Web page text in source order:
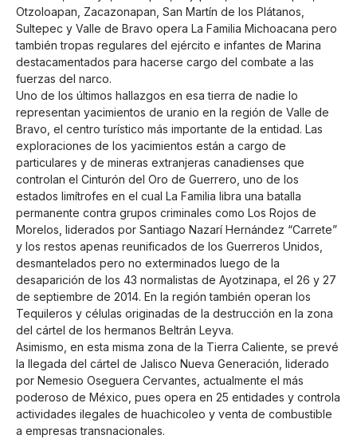
Otzoloapan, Zacazonapan, San Martín de los Plátanos,
Sultepec y Valle de Bravo opera La Familia Michoacana pero
también tropas regulares del ejército e infantes de Marina
destacamentados para hacerse cargo del combate a las
fuerzas del narco.
Uno de los últimos hallazgos en esa tierra de nadie lo
representan yacimientos de uranio en la región de Valle de
Bravo, el centro turístico más importante de la entidad. Las
exploraciones de los yacimientos están a cargo de
particulares y de mineras extranjeras canadienses que
controlan el Cinturón del Oro de Guerrero, uno de los
estados limítrofes en el cual La Familia libra una batalla
permanente contra grupos criminales como Los Rojos de
Morelos, liderados por Santiago Nazarí Hernández “Carrete”
y los restos apenas reunificados de los Guerreros Unidos,
desmantelados pero no exterminados luego de la
desaparición de los 43 normalistas de Ayotzinapa, el 26 y 27
de septiembre de 2014. En la región también operan los
Tequileros y células originadas de la destrucción en la zona
del cártel de los hermanos Beltrán Leyva.
Asimismo, en esta misma zona de la Tierra Caliente, se prevé
la llegada del cártel de Jalisco Nueva Generación, liderado
por Nemesio Oseguera Cervantes, actualmente el más
poderoso de México, pues opera en 25 entidades y controla
actividades ilegales de huachicoleo y venta de combustible
a empresas transnacionales.